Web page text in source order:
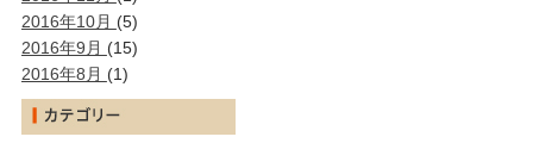
2016年10月 (5)
2016年9月 (15)
2016年8月 (1)